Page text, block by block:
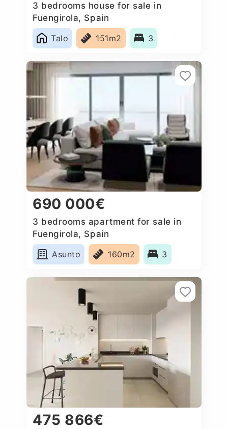
3 bedrooms house for sale in
Fuengirola, Spain
Talo
151m2 3
690 000€
3 bedrooms apartment for sale in
Fuengirola, Spain
Asunto
160m2 3
475 866€